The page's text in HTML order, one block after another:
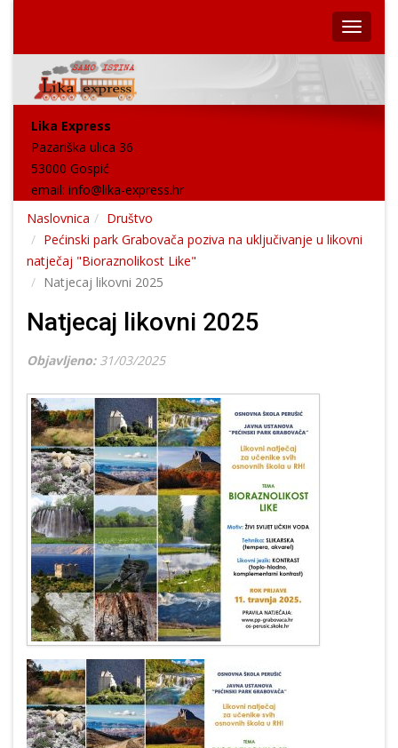
Lika Express
Pazariška ulica 36
53000 Gospić
email: info@lika-express.hr
Naslovnica
Društvo
Pećinski park Grabovača poziva na uključivanje u likovni
natječaj "Bioraznolikost Like"
Natjecaj likovni 2025
Natjecaj likovni 2025
Objavljeno: 31/03/2025